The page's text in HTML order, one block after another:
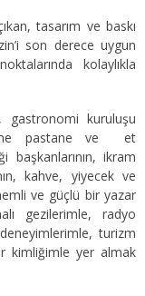
tasarım ve baskı
son derece uygun
kolaylıkla
gastronomi kuruluşu
pastane ve et
başkanlarının, ikram
kahve, yiyecek ve
ve güçlü bir yazar
gezilerimle, radyo
turizm
kimliğimle yer almak